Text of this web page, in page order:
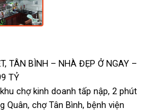
TÂN BÌNH – NHÀ ĐẸP Ở NGAY –
TỶ
chợ kinh doanh tấp nập, 2 phút
Quân, chợ Tân Bình, bệnh viện